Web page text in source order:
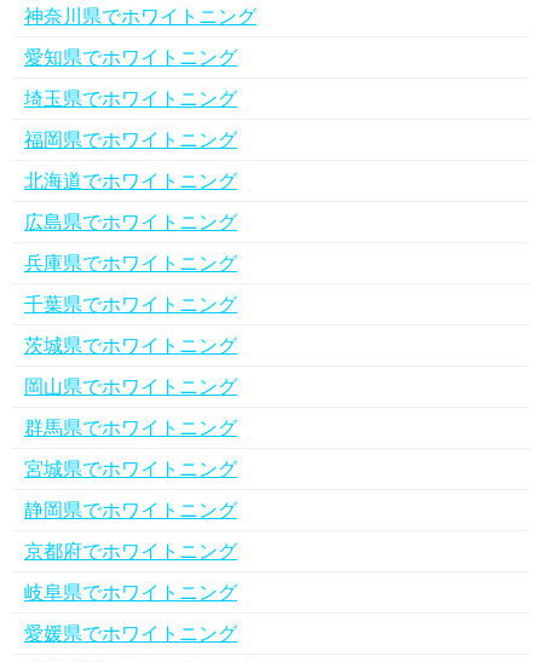
神奈川県でホワイトニング
愛知県でホワイトニング
埼玉県でホワイトニング
福岡県でホワイトニング
北海道でホワイトニング
広島県でホワイトニング
兵庫県でホワイトニング
千葉県でホワイトニング
茨城県でホワイトニング
岡山県でホワイトニング
群馬県でホワイトニング
宮城県でホワイトニング
静岡県でホワイトニング
京都府でホワイトニング
岐阜県でホワイトニング
愛媛県でホワイトニング